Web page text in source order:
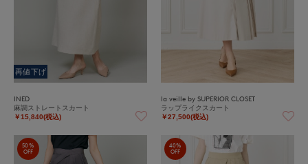
再値下げ
INED
麻調ストレートスカート
￥15,840(税込)
la veille by SUPERIOR CLOSET
ラップライクスカート
￥27,500(税込)
50%
OFF
40%
OFF